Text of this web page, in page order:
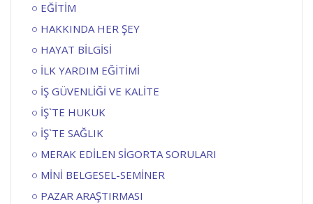
EĞİTİM
HAKKINDA HER ŞEY
HAYAT BİLGİSİ
İLK YARDIM EĞİTİMİ
İŞ GÜVENLİĞİ VE KALİTE
İŞ`TE HUKUK
İŞ`TE SAĞLIK
MERAK EDİLEN SİGORTA SORULARI
MİNİ BELGESEL-SEMİNER
PAZAR ARAŞTIRMASI